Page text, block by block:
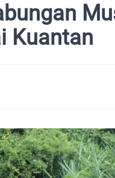
Kuantan